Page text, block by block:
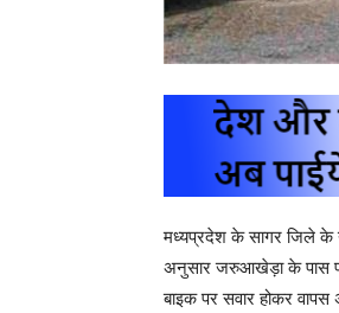
मध्यप्रदेश के सागर जिले के
अनुसार जरुआखेड़ा के पास
बाइक पर सवार होकर